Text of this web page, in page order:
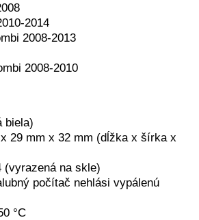
2014
2008-2013
2008-2010
biela)
29 mm x 32 mm (dĺžka x šírka x
(vyrazená na skle)
počítač nehlási vypálenú
°C